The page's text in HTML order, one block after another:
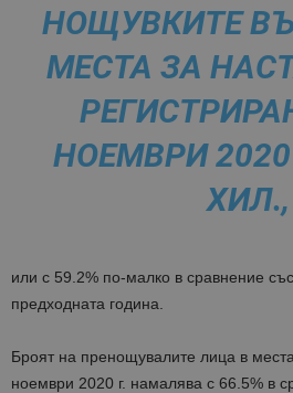
НОЩУВКИТЕ
МЕСТА ЗА
НОЕМВРИ 2020
ХИЛ.,
или с 59.2% по-малко в сравнение
предходната година.
Броят на пренощувалите лица в
ноември 2020 г. намалява с 66.5% в